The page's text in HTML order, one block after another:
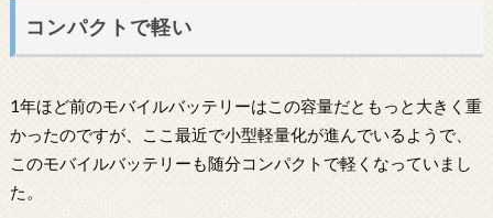
コンパクトで軽い
1年ほど前のモバイルバッテリーはこの容量だともっと大きく重
かったのですが、ここ最近で小型軽量化が進んでいるようで、
このモバイルバッテリーも随分コンパクトで軽くなっていまし
た。